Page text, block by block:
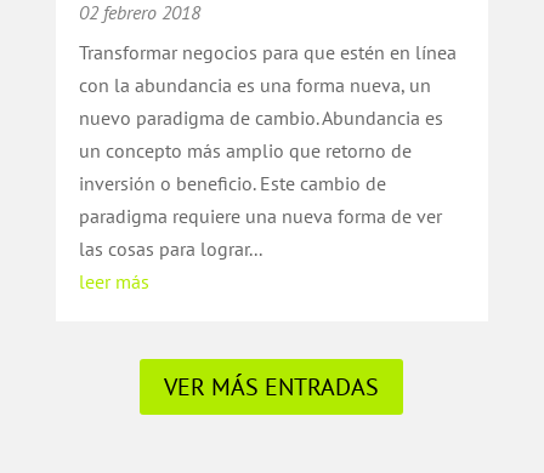
02 febrero 2018
Transformar negocios para que estén en línea
con la abundancia es una forma nueva, un
nuevo paradigma de cambio. Abundancia es
un concepto más amplio que retorno de
inversión o beneficio. Este cambio de
paradigma requiere una nueva forma de ver
las cosas para lograr...
leer más
VER MÁS ENTRADAS